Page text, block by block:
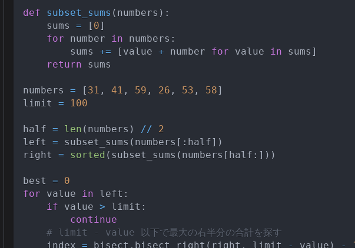
def subset_sums ( numbers ) :
    sums
= [ 0]
for number in numbers :
        sums
+= [ value + number for value in sums ]
return sums
numbers = [ 31 , 41 , 59 , 26 , 53 , 58]
limit = 100
half = len ( numbers ) //
2
left = subset_sums ( numbers [ : half] )
right = sorted ( subset_sums ( numbers [ half : ] ) )
best =
0
for value in left :
if value > limit :
continue
# limit - value 以下で最大の右半分の合計を探す
    index
= bisect . bisect_right ( right , limit - value ) -